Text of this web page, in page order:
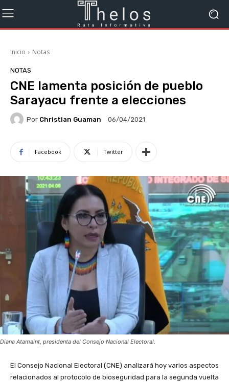
Inicio Notas
NOTAS
CNE lamenta posición de pueblo
Sarayacu frente a elecciones
Por Christian Guaman 06/04/2021
Facebook Twitter
Diana Atamaint, presidenta del Consejo Nacional Electoral.
El Consejo Nacional Electoral (CNE) analizará hoy varios aspectos
relacionados al protocolo de bioseguridad para la segunda vuelta